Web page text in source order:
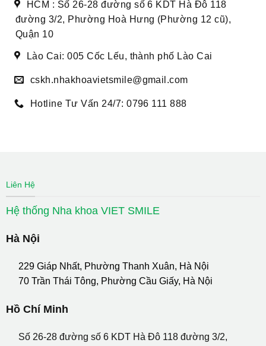
HCM : Số 26-28 đường số 6 KDT Hà Đô 118
đường 3/2, Phường Hoà Hưng (Phường 12 cũ),
Quận 10
Lào Cai: 005 Cốc Lếu, thành phố Lào Cai
cskh.nhakhoavietsmile@gmail.com
Hotline Tư Vấn 24/7: 0796 111 888
Liên Hệ
Hệ thống Nha khoa VIET SMILE
Hà Nội
229 Giáp Nhất, Phường Thanh Xuân, Hà Nội
70 Trần Thái Tông, Phường Cầu Giấy, Hà Nội
Hồ Chí Minh
Số 26-28 đường số 6 KDT Hà Đô 118 đường 3/2,